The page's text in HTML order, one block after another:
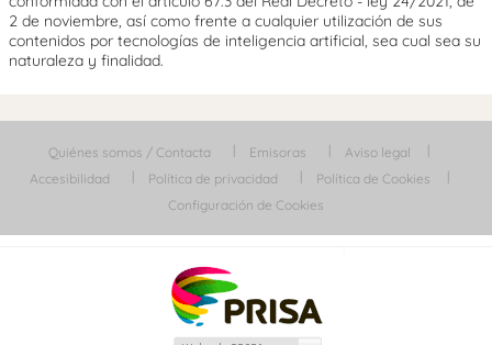
2 de noviembre, así como frente a cualquier utilización de sus
contenidos por tecnologías de inteligencia artificial, sea cual sea su
naturaleza y finalidad.
Quiénes somos / Contacta Emisoras
Aviso legal
Accesibilidad
Política de privacidad
Política de Cookies
Configuración de Cookies